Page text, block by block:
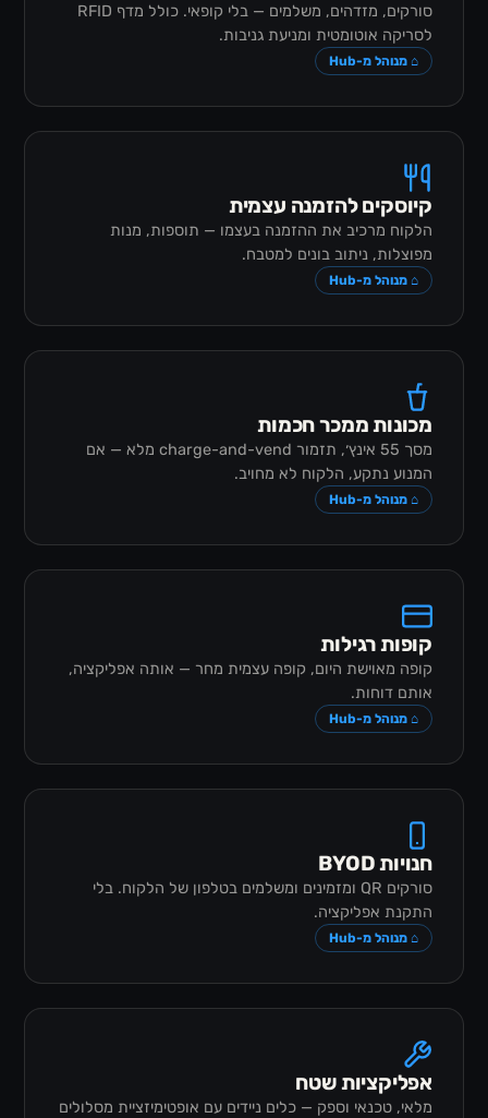
סורקים, מזדהים, משלמים — בלי קופאי. כולל מדף RFID
לסריקה אוטומטית ומניעת גניבות.
⌂ מנוהל מ-Hub
קיוסקים להזמנה עצמית
הלקוח מרכיב את ההזמנה בעצמו — תוספות, מנות
מפוצלות, ניתוב בונים למטבח.
⌂ מנוהל מ-Hub
מכונות ממכר חכמות
מסך 55 אינץ׳, תזמור charge-and-vend מלא — אם
המנוע נתקע, הלקוח לא מחויב.
⌂ מנוהל מ-Hub
קופות רגילות
קופה מאוישת היום, קופה עצמית מחר — אותה אפליקציה,
אותם דוחות.
⌂ מנוהל מ-Hub
חנויות BYOD
סורקים QR ומזמינים ומשלמים בטלפון של הלקוח. בלי
התקנת אפליקציה.
⌂ מנוהל מ-Hub
אפליקציות שטח
מלאי, טכנאי וספק — כלים ניידים עם אופטימיזציית מסלולים